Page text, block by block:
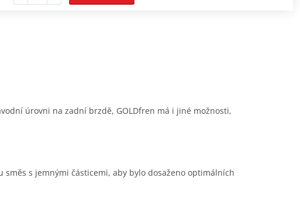
úrovni na zadní brzdě, GOLDfren má i jiné možnosti,
s jemnými částicemi, aby bylo dosaženo optimálních